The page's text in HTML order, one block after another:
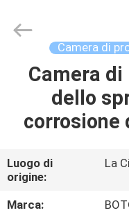
CASA
PRODOTTI
CIRCA
NOI
GROUP
LTD.
Camera di
Camera
dello
corrosione
Luogo di
origine:
La
Marca: